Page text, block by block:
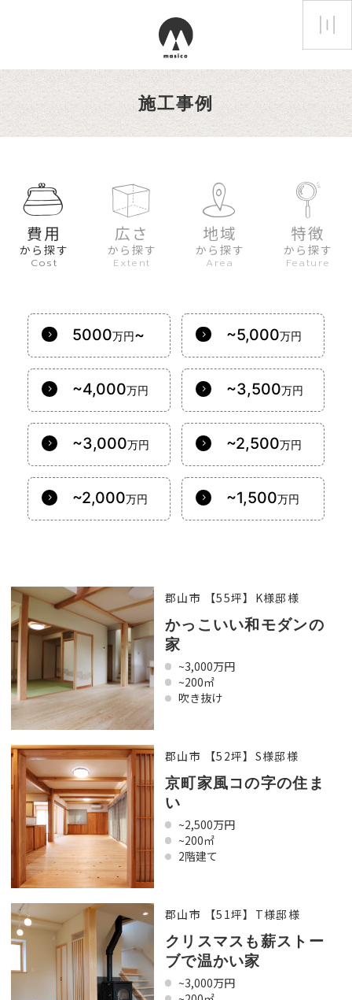
施工事例
費用
から探す
Cost
広さ
から探す
Extent
地域
から探す
Area
特徴
から探す
Feature
5000万円~ ~5,000万円
~4,000万円 ~3,500万円
~3,000万円 ~2,500万円
~2,000万円 ~1,500万円
郡山市 【55坪】K様邸様
かっこいい和モダンの
家
~3,000万円
~200㎡
吹き抜け
郡山市 【52坪】S様邸様
京町家風コの字の住ま
い
~2,500万円
~200㎡
2階建て
郡山市 【51坪】T様邸様
クリスマスも薪ストー
ブで温かい家
~3,000万円